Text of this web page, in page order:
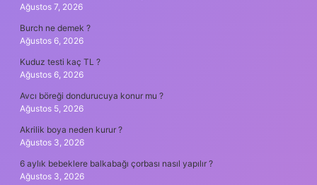
Ağustos 7, 2026
Burch ne demek ?
Ağustos 6, 2026
Kuduz testi kaç TL ?
Ağustos 6, 2026
Avcı böreği dondurucuya konur mu ?
Ağustos 5, 2026
Akrilik boya neden kurur ?
Ağustos 3, 2026
6 aylık bebeklere balkabağı çorbası nasıl yapılır ?
Ağustos 3, 2026